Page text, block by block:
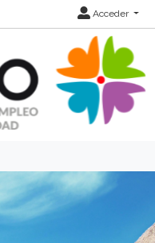
Acceder